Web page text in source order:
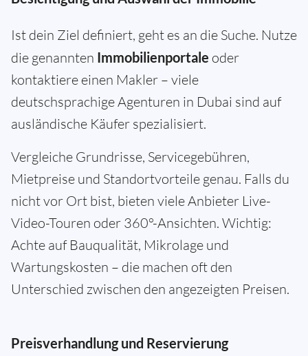
Ist dein Ziel definiert, geht es an die Suche. Nutze
die genannten Immobilienportale oder
kontaktiere einen Makler – viele
deutschsprachige Agenturen in Dubai sind auf
ausländische Käufer spezialisiert.
Vergleiche Grundrisse, Servicegebühren,
Mietpreise und Standortvorteile genau. Falls du
nicht vor Ort bist, bieten viele Anbieter Live-
Video-Touren oder 360°-Ansichten. Wichtig:
Achte auf Bauqualität, Mikrolage und
Wartungskosten – die machen oft den
Unterschied zwischen den angezeigten Preisen.
Preisverhandlung und Reservierung